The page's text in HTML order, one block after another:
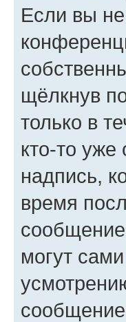
Если вы
щёлкнув
только в
кто-то
надпись,
время
могут